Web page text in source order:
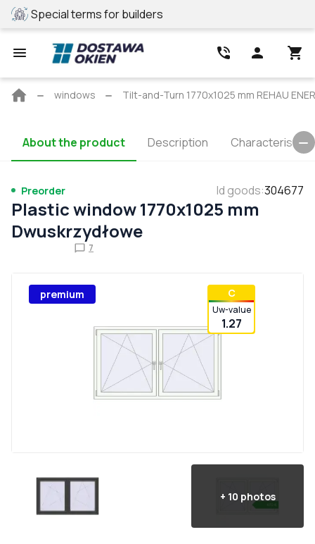
for builders REHAU profile
Main
windows Tilt-and-Turn 1770x1025 mm REHAU
About the product Description Characteristics
Preorder Id goods:304677
Plastic window 1770x1025 mm
Dwuskrzydłowe
7
premium С
Uw-value
1.27
+ 10 photos